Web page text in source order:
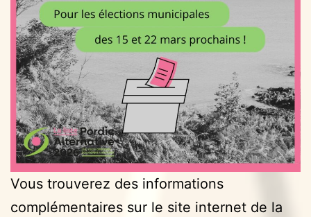
Vous trouverez des informations
complémentaires sur le site internet de la